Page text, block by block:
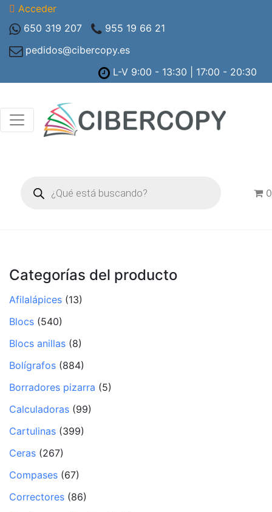
Acceder
650 319 207
955 19 66 21
pedidos@cibercopy.es
L-V 9:00 - 13:30 | 17:00 - 20:30
productos
0
Categorías del producto
Afilalápices (13)
Blocs (540)
Blocs anillas (8)
Bolígrafos (884)
Borradores pizarra (5)
Calculadoras (99)
Cartulinas (399)
Ceras (267)
Compases (67)
Correctores (86)